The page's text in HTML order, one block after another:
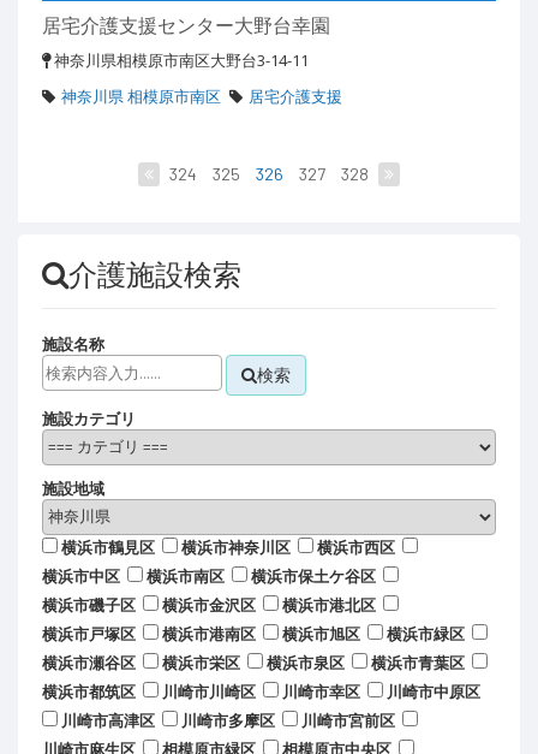
居宅介護支援センター大野台幸園
神奈川県相模原市南区大野台3-14-11
神奈川県 相模原市南区
居宅介護支援
324 325 326 327 328
介護施設検索
施設名称
検索
施設カテゴリ
施設地域
横浜市鶴見区 横浜市神奈川区
横浜市西区
横浜市中区
横浜市南区
横浜市保土ケ谷区
横浜市磯子区
横浜市金沢区
横浜市港北区
横浜市戸塚区
横浜市港南区 横浜市旭区
横浜市緑区
横浜市瀬谷区
横浜市栄区 横浜市泉区
横浜市青葉区
横浜市都筑区
川崎市川崎区 川崎市幸区
川崎市中原区
川崎市高津区
川崎市多摩区
川崎市宮前区
川崎市麻生区
相模原市緑区 相模原市中央区